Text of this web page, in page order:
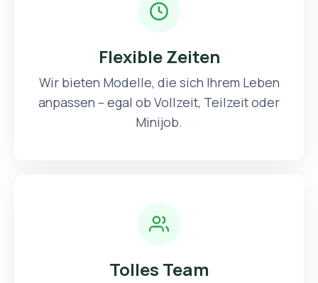
Flexible Zeiten
Wir bieten Modelle, die sich Ihrem Leben
anpassen – egal ob Vollzeit, Teilzeit oder
Minijob.
Tolles Team